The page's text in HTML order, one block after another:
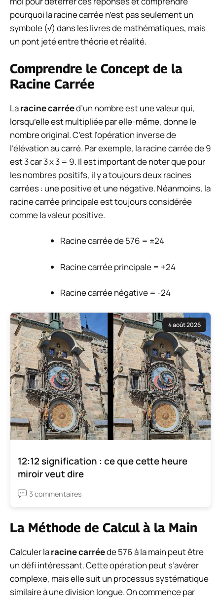
pourquoi la racine carrée n’est pas seulement un
symbole (√) dans les livres de mathématiques, mais
un pont jeté entre théorie et réalité.
Comprendre le Concept de la
Racine Carrée
Laracine carréed’un nombre est une valeur qui,
lorsqu’elle est multipliée par elle-même, donne le
nombre original. C’est l’opération inverse de
l’élévation au carré. Par exemple, la racine carrée de 9
est 3 car 3 x 3 = 9. Il est important de noter que pour
les nombres positifs, il y a toujours deux racines
carrées : une positive et une négative. Néanmoins, la
racine carrée principale est toujours considérée
comme la valeur positive.
Racine carrée de 576 = ±24
Racine carrée principale = +24
Racine carrée négative = -24
4 août 2026
12:12 signification : ce que cette heure
miroir veut dire
3 commentaires
La Méthode de Calcul à la Main
Calculer laracine carréede 576 à la main peut être
un défi intéressant. Cette opération peut s’avérer
complexe, mais elle suit un processus systématique
similaire à une division longue. On commence par